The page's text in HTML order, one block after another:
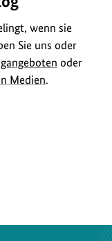
wenn sie
Sie uns oder
oder
Medien.